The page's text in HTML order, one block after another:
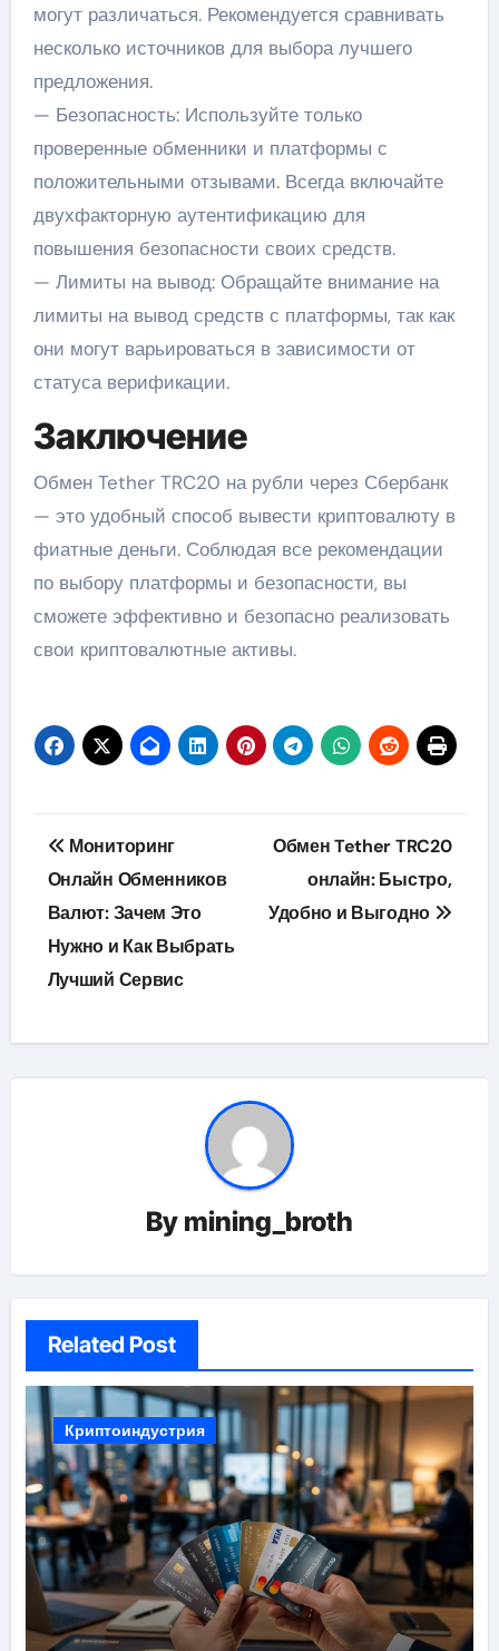
могут различаться. Рекомендуется сравнивать
несколько источников для выбора лучшего
предложения.
— Безопасность: Используйте только
проверенные обменники и платформы с
положительными отзывами. Всегда включайте
двухфакторную аутентификацию для
повышения безопасности своих средств.
— Лимиты на вывод: Обращайте внимание на
лимиты на вывод средств с платформы, так как
они могут варьироваться в зависимости от
статуса верификации.
Заключение
Обмен Tether TRC20 на рубли через Сбербанк
— это удобный способ вывести криптовалюту в
фиатные деньги. Соблюдая все рекомендации
по выбору платформы и безопасности, вы
сможете эффективно и безопасно реализовать
свои криптовалютные активы.
Навигация
по
записям
Мониторинг
Онлайн Обменников
Валют: Зачем Это
Нужно и Как Выбрать
Лучший Сервис
Обмен Tether TRC20
онлайн: Быстро,
Удобно и Выгодно
By mining_broth
Related Post
Криптоиндустрия